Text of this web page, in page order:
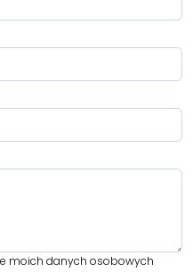
moich danych osobowych